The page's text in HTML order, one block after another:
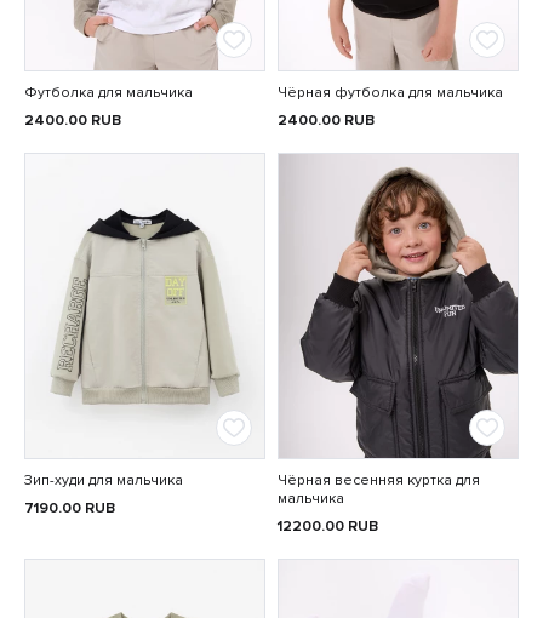
Футболка для мальчика
2400.00 RUB
Чёрная футболка для мальчика
2400.00 RUB
Зип-худи для мальчика
7190.00 RUB
Чёрная весенняя куртка для
мальчика
12200.00 RUB